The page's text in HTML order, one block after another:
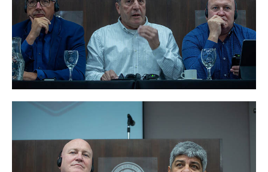
Secretaría de organización
Secretaría de turismo
Secretaría de deporte
Secretaría de acción social
Secretaria de la vivienda
Sec. accidente de trabajo
Secretaría de fiscalización